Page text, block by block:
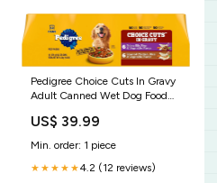
Pedigree Choice Cuts In Gravy
Adult Canned Wet Dog Food
Cans (12 Count, Pack of 1)
PureBites
US$ 39.99
Min. order: 1 piece
★★★★★4.2 (12 reviews)